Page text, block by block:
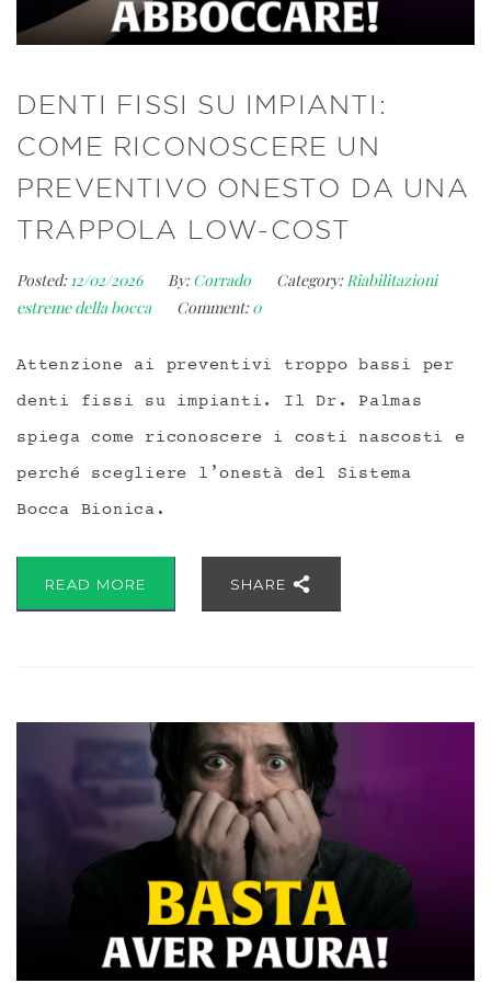
DENTI FISSI SU IMPIANTI:
COME RICONOSCERE UN
PREVENTIVO ONESTO DA UNA
TRAPPOLA LOW-COST
Posted: 12/02/2026 By: Corrado Category:Riabilitazioni
estreme della bocca
Comment:0
Attenzione ai preventivi troppo bassi per
denti fissi su impianti. Il Dr. Palmas
spiega come riconoscere i costi nascosti e
perché scegliere l’onestà del Sistema
Bocca Bionica.
READ MORE SHARE